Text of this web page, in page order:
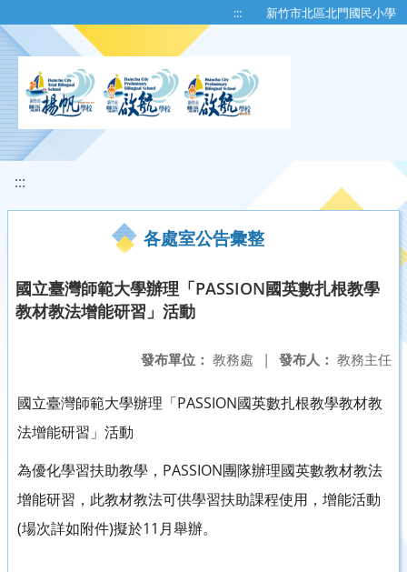
::: 新竹市北區北門國民小學
:::
各處室公告彙整
國立臺灣師範大學辦理「PASSION國英數扎根教學
教材教法增能研習」活動
發布人： 教務主任
發布單位： 教務處 |
國立臺灣師範大學辦理「PASSION國英數扎根教學教材教
法增能研習」活動
為優化學習扶助教學，PASSION團隊辦理國英數教材教法
增能研習，此教材教法可供學習扶助課程使用，增能活動
(場次詳如附件)擬於11月舉辦。